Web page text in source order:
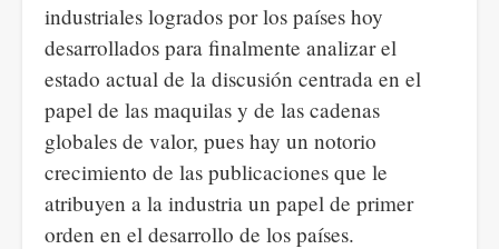
industriales logrados por los países hoy
desarrollados para finalmente analizar el
estado actual de la discusión centrada en el
papel de las maquilas y de las cadenas
globales de valor, pues hay un notorio
crecimiento de las publicaciones que le
atribuyen a la industria un papel de primer
orden en el desarrollo de los países.